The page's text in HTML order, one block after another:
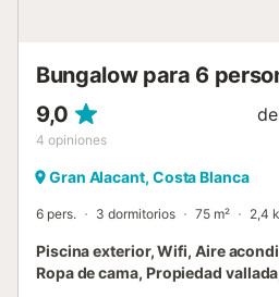
Bungalow para 6
9,0
4 opiniones
Gran Alacant, Costa Blanca
6 pers. 3 dormitorios 75 m² 2,4
Piscina exterior, Wifi, Aire
Ropa de cama, Propiedad